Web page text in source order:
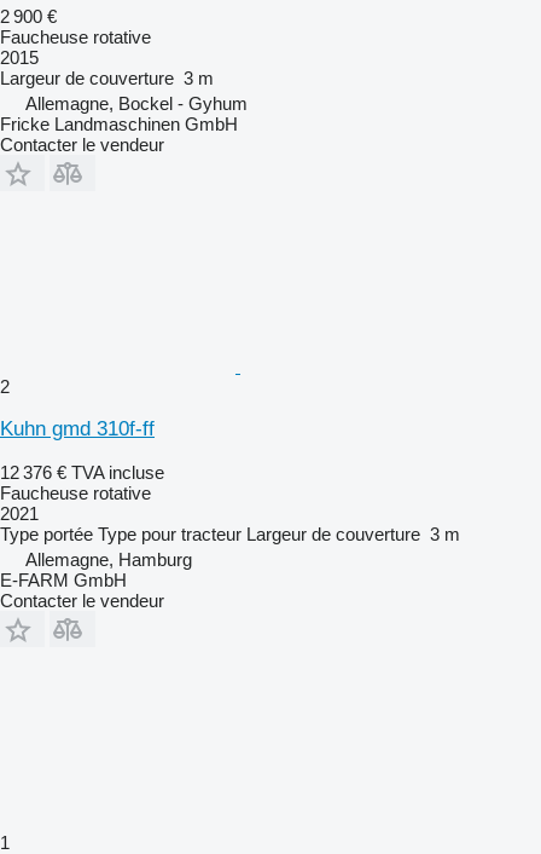
2 900 €
Faucheuse rotative
2015
Largeur de couverture 3 m
Allemagne, Bockel - Gyhum
Fricke Landmaschinen GmbH
Contacter le vendeur
2
Kuhn gmd 310f-ff
12 376 € TVA incluse
Faucheuse rotative
2021
Type portée Type pour tracteur Largeur de couverture 3 m
Allemagne, Hamburg
E-FARM GmbH
Contacter le vendeur
1